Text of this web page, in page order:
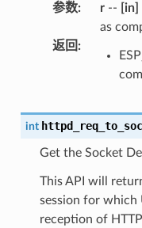
参数: r-- [in]
as
返回 :
int
Get the Socket
This API will
session for which
reception of